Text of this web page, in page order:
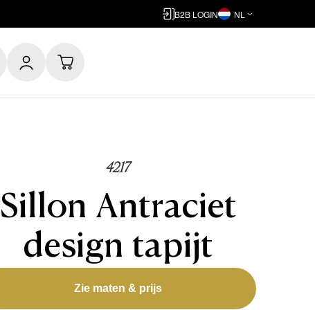
B2B LOGIN NL
4217
Sillon Antraciet
design tapijt
Zie maten & prijs